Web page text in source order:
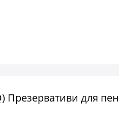
Презервативи для